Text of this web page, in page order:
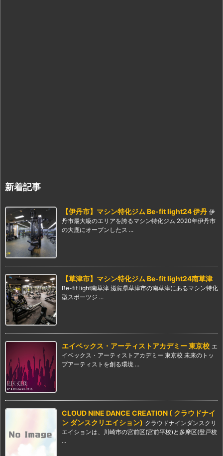
新着記事
【伊丹市】マシン特化ジム Be-fit light24 伊丹 伊
丹市最大級のエリアを誇るマシン特化ジム 2020年伊丹市
の大鹿にオープンしたス ...
【草津市】マシン特化ジム Be-fit light24南草津
Be-fit light南草津 滋賀県草津市の南草津にあるマシン特化
型スポーツジ ...
エイベックス・アーティストアカデミー 東京校 エ
イベックス・アーティストアカデミー 東京校 未来のトッ
プアーティストを創る環境 ...
CLOUD NINE DANCE CREATION ( クラウドナイ
ン ダンスクリエイション) クラウドナインダンスクリ
エイションは、川崎市の宮前区(宮前平校)と多摩区(登戸校
...